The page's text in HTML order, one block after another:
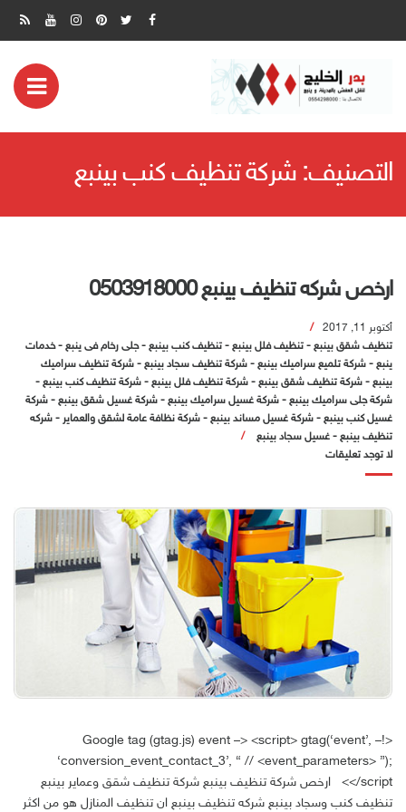
التصنيف:شركة تنظيف كنب بينبع
ارخص شركه تنظيف بينبع 0503918000
أكتوبر 11, 2017
تنظيف شقق بينبع - تنظيف فلل بينبع - تنظيف كنب بينبع -جلى رخام فى ينبع -خدمات
ينبع - شركة تلميع سراميك بينبع - شركة تنظيف سجاد بينبع - شركة تنظيف سراميك
بينبع - شركة تنظيف شقق بينبع - شركة تنظيف فلل بينبع - شركة تنظيف كنب بينبع -
شركة جلى سراميك بينبع - شركة غسيل سراميك بينبع - شركة غسيل شقق بينبع - شركة
غسيل كنب بينبع - شركة غسيل مساند بينبع - شركة نظافة عامة لشقق والعماير - شركه
تنظيف بينبع - غسيل سجاد بينبع
لا توجد تعليقات
<!– Google tag (gtag.js) event –> <script> gtag(‘event’,
‘conversion_event_contact_3’, { // <event_parameters> });
</script> ارخص شركة تنظيف بينبع شركة تنظيف شقق وعماير بينبع
تنظيف كنب وسجاد بينبع شركه تنظيف بينبع ان تنظيف المنازل هو من اكثر